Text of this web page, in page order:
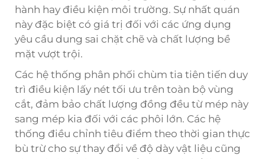
hành hay điều kiện môi trường. Sự nhất quán
này đặc biệt có giá trị đối với các ứng dụng
yêu cầu dung sai chặt chẽ và chất lượng bề
mặt vượt trội.
Các hệ thống phân phối chùm tia tiên tiến duy
trì điều kiện lấy nét tối ưu trên toàn bộ vùng
cắt, đảm bảo chất lượng đồng đều từ mép này
sang mép kia đối với các phôi lớn. Các hệ
thống điều chỉnh tiêu điểm theo thời gian thực
bù trừ cho sự thay đổi về độ dày vật liệu cũng